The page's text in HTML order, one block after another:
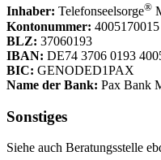
Inhaber: Telefonseelsorge®
Kontonummer: 4005170015
BLZ: 37060193
IBAN: DE74 3706 0193
BIC: GENODED1PAX
Name der Bank: Pax Bank
Sonstiges
Siehe auch Beratungsstelle